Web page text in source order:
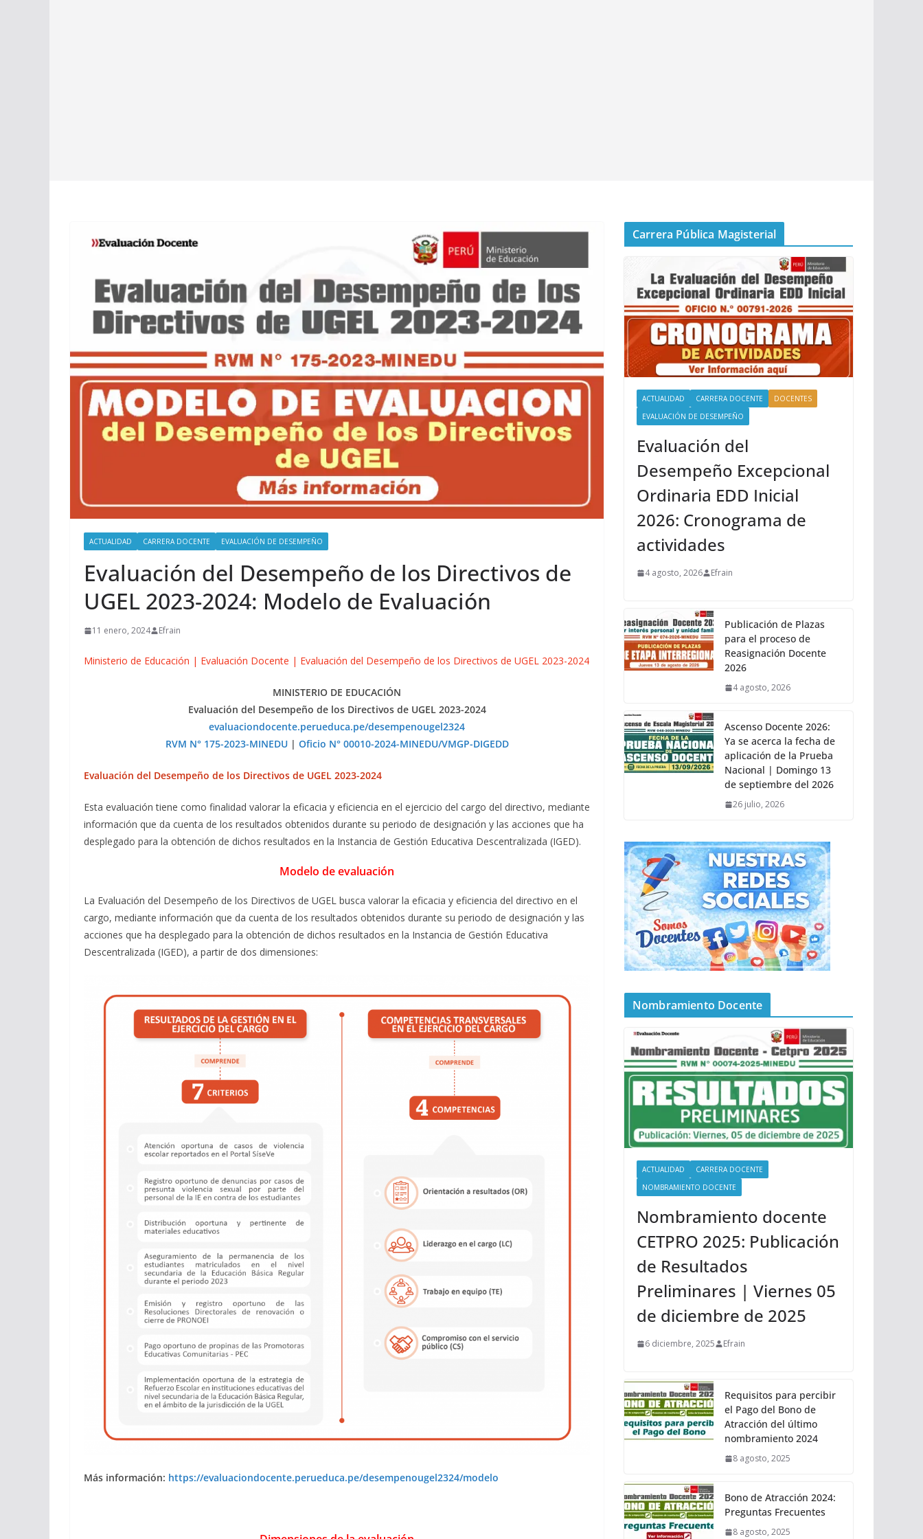
ACTUALIDAD CARRERA DOCENTE EVALUACIÓN DE DESEMPEÑO
Evaluación del Desempeño de los Directivos de
UGEL 2023-2024: Modelo de Evaluación
11 enero, 2024 Efrain
Ministerio de Educación | Evaluación Docente | Evaluación del Desempeño de los Directivos de UGEL 2023-2024
MINISTERIO DE EDUCACIÓN
Evaluación del Desempeño de los Directivos de UGEL 2023-2024
evaluaciondocente.perueduca.pe/desempenougel2324
RVM N° 175-2023-MINEDU| Oficio N° 00010-2024-MINEDU/VMGP-DIGEDD
Evaluación del Desempeño de los Directivos de UGEL 2023-2024
Esta evaluación tiene como finalidad valorar la eficacia y eficiencia en el ejercicio del cargo del directivo, mediante
información que da cuenta de los resultados obtenidos durante su periodo de designación y las acciones que ha
desplegado para la obtención de dichos resultados en la Instancia de Gestión Educativa Descentralizada (IGED).
Modelo de evaluación
La Evaluación del Desempeño de los Directivos de UGEL busca valorar la eficacia y eficiencia del directivo en el
cargo, mediante información que da cuenta de los resultados obtenidos durante su periodo de designación y las
acciones que ha desplegado para la obtención de dichos resultados en la Instancia de Gestión Educativa
Descentralizada (IGED), a partir de dos dimensiones:
Más información: https://evaluaciondocente.perueduca.pe/desempenougel2324/modelo
Carrera Pública Magisterial
ACTUALIDAD CARRERA DOCENTE
DOCENTES
EVALUACIÓN DE DESEMPEÑO
Evaluación del
Desempeño Excepcional
Ordinaria EDD Inicial
2026: Cronograma de
actividades
4 agosto, 2026 Efrain
Publicación de Plazas
para el proceso de
Reasignación Docente
2026
4 agosto, 2026
Ascenso Docente 2026:
Ya se acerca la fecha de
aplicación de la Prueba
Nacional | Domingo 13
de septiembre del 2026
26 julio, 2026
Nombramiento Docente
ACTUALIDAD
CARRERA DOCENTE
NOMBRAMIENTO DOCENTE
Nombramiento docente
CETPRO 2025: Publicación
de Resultados
Preliminares | Viernes 05
de diciembre de 2025
6 diciembre, 2025 Efrain
Requisitos para percibir
el Pago del Bono de
Atracción del último
nombramiento 2024
8 agosto, 2025
Bono de Atracción 2024:
Preguntas Frecuentes
8 agosto, 2025